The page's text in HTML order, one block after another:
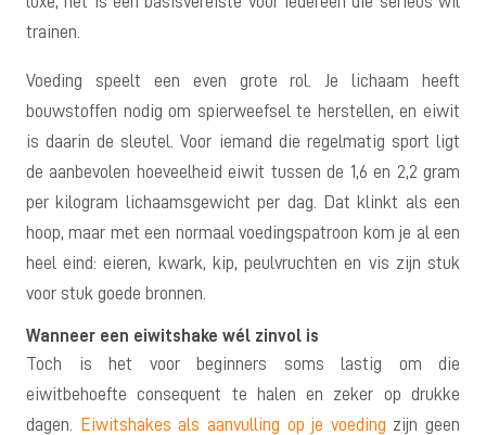
trainen.
Voeding speelt een even grote rol. Je lichaam heeft
bouwstoffen nodig om spierweefsel te herstellen, en eiwit
is daarin de sleutel. Voor iemand die regelmatig sport ligt
de aanbevolen hoeveelheid eiwit tussen de 1,6 en 2,2 gram
per kilogram lichaamsgewicht per dag. Dat klinkt als een
hoop, maar met een normaal voedingspatroon kom je al een
heel eind: eieren, kwark, kip, peulvruchten en vis zijn stuk
voor stuk goede bronnen.
Wanneer een eiwitshake wél zinvol is
Toch is het voor beginners soms lastig om die
eiwitbehoefte consequent te halen en zeker op drukke
dagen.
Eiwitshakes als aanvulling op je voeding zijn geen